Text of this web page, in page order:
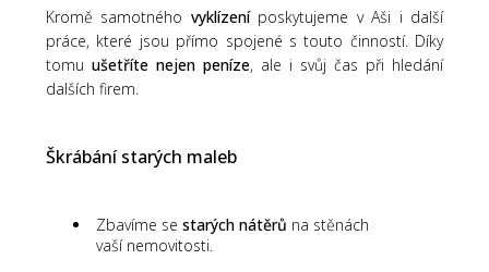
Kromě samotného vyklízeníposkytujeme v Aši i další
práce, které jsou přímo spojené s touto činností. Díky
tomu ušetříte nejen peníze, ale i svůj čas při hledání
dalších firem.
Škrábání starých maleb
Zbavíme sestarých nátěrů na stěnách
vaší nemovitosti.